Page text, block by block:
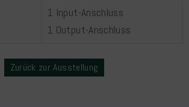
1 Input-Anschluss
1 Output-Anschluss
Zurück zur Ausstellung